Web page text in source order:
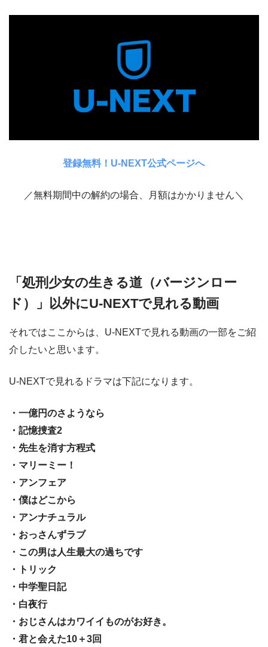
登録無料！U-NEXT公式ページへ
／無料期間中の解約の場合、月額はかかりません＼
「処刑少女の生きる道（バージンロー
ド）」以外にU-NEXTで見れる動画
それではここからは、U-NEXTで見れる動画の一部をご紹
介したいと思います。
U-NEXTで見れるドラマは下記になります。
・一億円のさようなら
・記憶捜査2
・先生を消す方程式
・マリーミー！
・アンフェア
・僕はどこから
・アンナチュラル
・おっさんずラブ
・この男は人生最大の過ちです
・トリック
・中学聖日記
・白夜行
・おじさんはカワイイものがお好き。
・君と会えた10＋3回